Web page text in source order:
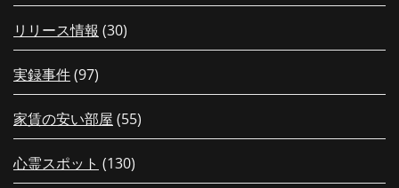
リリース情報 (30)
実録事件(97)
家賃の安い部屋 (55)
心霊スポット (130)